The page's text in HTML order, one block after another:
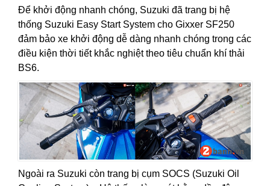
Để khởi động nhanh chóng, Suzuki đã trang bị hệ
thống Suzuki Easy Start System cho Gixxer SF250
đảm bảo xe khởi động dễ dàng nhanh chóng trong các
điều kiện thời tiết khắc nghiệt theo tiêu chuẩn khí thải
BS6.
Ngoài ra Suzuki còn trang bị cụm SOCS (Suzuki Oil